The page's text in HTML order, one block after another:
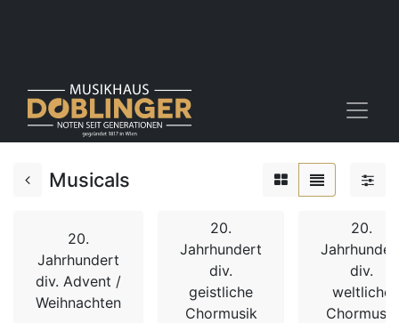
Musicals
20.
Jahrhundert
div. Advent /
Weihnachten
20.
Jahrhundert
div.
geistliche
Chormusik
20.
div.
weltliche
Chormusik